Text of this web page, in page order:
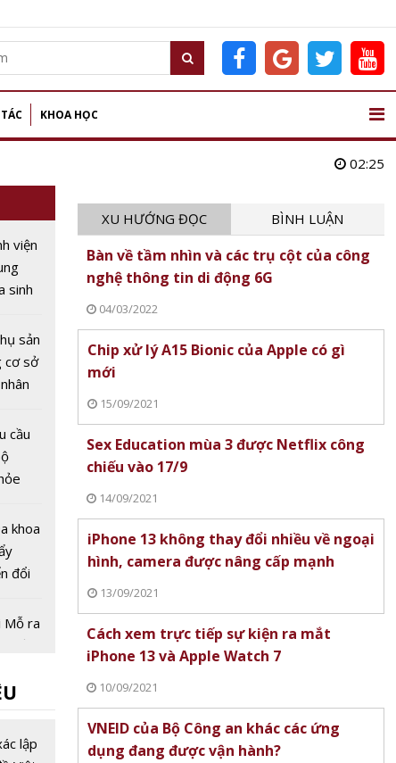
KHOA HỌC
02:25
viện
sinh
sản
cơ sở
cầu
khoa
đổi
chữa
Mỗ ra
y tế
lập
XU HƯỚNG ĐỌC BÌNH LUẬN
Bàn về tầm nhìn và các trụ cột của công
nghệ thông tin di động 6G
04/03/2022
Chip xử lý A15 Bionic của Apple có gì
mới
15/09/2021
Sex Education mùa 3 được Netflix công
chiếu vào 17/9
14/09/2021
iPhone 13 không thay đổi nhiều về ngoại
hình, camera được nâng cấp mạnh
13/09/2021
Cách xem trực tiếp sự kiện ra mắt
iPhone 13 và Apple Watch 7
10/09/2021
VNEID của Bộ Công an khác các ứng
dụng đang được vận hành?